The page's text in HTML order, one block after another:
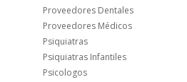
Proveedores Dentales
Proveedores Médicos
Psiquiatras
Psiquiatras Infantiles
Psicologos